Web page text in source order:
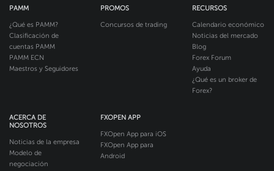
PAMM
¿Qué es PAMM?
Clasificación de
cuentas PAMM
PAMM ECN
Maestros y Seguidores
PROMOS
Concursos de trading
RECURSOS
Calendario económico
Noticias del mercado
Blog
Forex Forum
Ayuda
¿Qué es un broker de
Forex?
ACERCA DE
NOSOTROS
Noticias de la empresa
Modelo de
negociación
FXOPEN APP
FXOpen App para iOS
FXOpen App para
Android